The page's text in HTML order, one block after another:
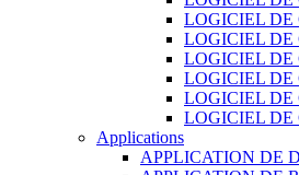
LOGICIEL DE
LOGICIEL DE
LOGICIEL DE
LOGICIEL DE
LOGICIEL DE
LOGICIEL DE
Applications
APPLICATION DE